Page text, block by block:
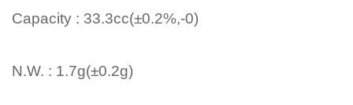
Capacity : 33.3cc(±0.2%,-0)
N.W. : 1.7g(±0.2g)